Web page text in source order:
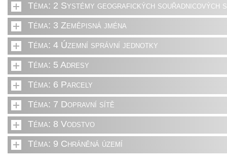
Téma: 2 Systémy geografických souřadnicových
Téma: 3 Zeměpisná jména
Téma: 4 Územní správní jednotky
Téma: 5 Adresy
Téma: 6 Parcely
Téma: 7 Dopravní sítě
Téma: 8 Vodstvo
Téma: 9 Chráněná území